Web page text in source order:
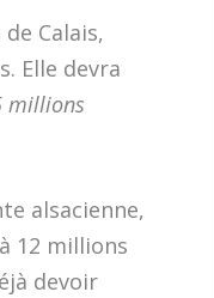
Calais,
Elle devra
millions
alsacienne,
12 millions
devoir